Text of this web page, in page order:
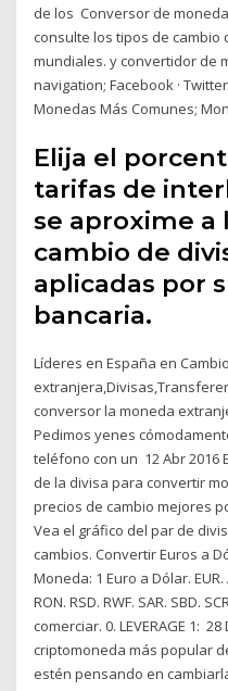
de los Conversor de
consulte los tipos de cambio
mundiales. y convertidor de
navigation; Facebook ·
Monedas Más Comunes;
Elija el
tarifas de
se aproxime a
cambio de
aplicadas por
bancaria.
Líderes en España en
conversor la moneda
Pedimos yenes
teléfono con un 12 Abr 2016
de la divisa para convertir
precios de cambio mejores
Vea el gráfico del par de
cambios. Convertir Euros a
Moneda: 1 Euro a Dólar. EUR.
RON. RSD. RWF. SAR. SBD.
comerciar. 0. LEVERAGE 1:
criptomoneda más popular
estén pensando en